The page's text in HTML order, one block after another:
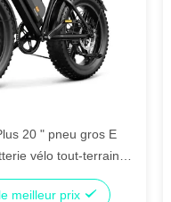
20 " pneu gros E
vélo tout-terrain
puissance vélo de
meilleur prix